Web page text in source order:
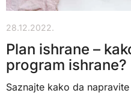
28.12.2022.
Plan ishrane –
program ishrane?
Saznajte kako da